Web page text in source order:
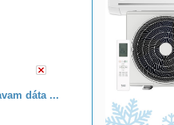
dáta ...